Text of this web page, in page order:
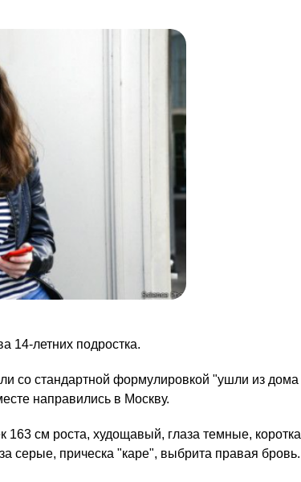
14-летних подростка.
со стандартной формулировкой "ушли из дома
направились в Москву.
см роста, худощавый, глаза темные,
серые, прическа "каре", выбрита правая бровь.